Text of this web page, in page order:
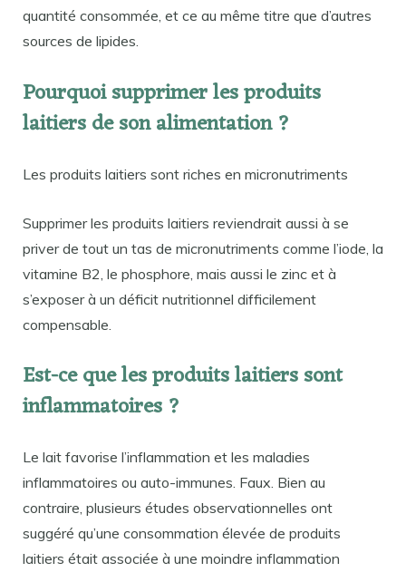
quantité consommée, et ce au même titre que d’autres
sources de lipides.
Pourquoi supprimer les produits
laitiers de son alimentation ?
Les produits laitiers sont riches en micronutriments
Supprimer les produits laitiers reviendrait aussi à se
priver de tout un tas de micronutriments comme l’iode, la
vitamine B2, le phosphore, mais aussi le zinc et à
s’exposer à un déficit nutritionnel difficilement
compensable.
Est-ce que les produits laitiers sont
inflammatoires ?
Le lait favorise l’inflammation et les maladies
inflammatoires ou auto-immunes. Faux. Bien au
contraire, plusieurs études observationnelles ont
suggéré qu’une consommation élevée de produits
laitiers était associée à une moindre inflammation